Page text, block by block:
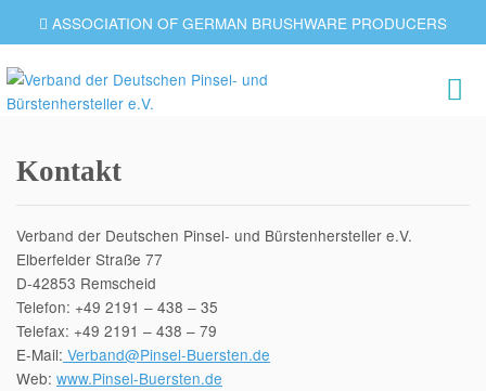
ASSOCIATION OF GERMAN BRUSHWARE PRODUCERS
Kontakt
Verband der Deutschen Pinsel- und Bürstenhersteller e.V.
Elberfelder Straße 77
D-42853 Remscheid
Telefon: +49 2191 – 438 – 35
Telefax: +49 2191 – 438 – 79
E-Mail: Verband@Pinsel-Buersten.de
Web: www.Pinsel-Buersten.de